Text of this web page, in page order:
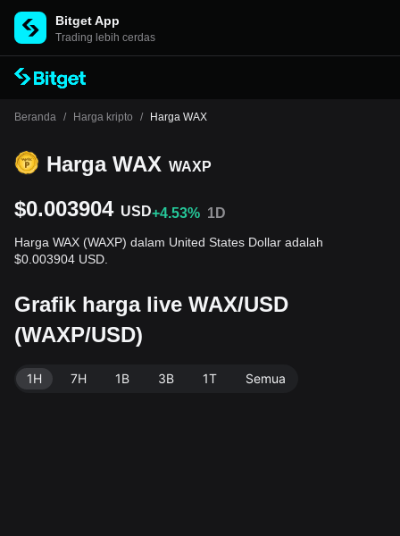
Bitget App
Trading lebih cerdas
Beranda / Harga kripto / Harga WAX
Harga WAX WAXP
$0.003904 USD+4.53% 1D
Harga WAX (WAXP) dalam United States Dollar adalah
$0.003904 USD.
Grafik harga live WAX/USD
(WAXP/USD)
1H 7H 1B 3B 1T Semua